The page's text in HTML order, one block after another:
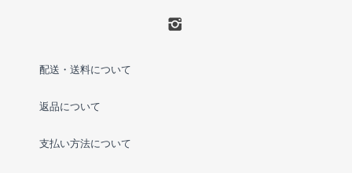
配送・送料について
返品について
支払い方法について